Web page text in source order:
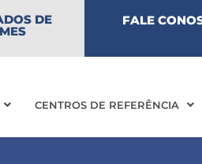
DE FALE
CENTROS DE REFERÊNCIA